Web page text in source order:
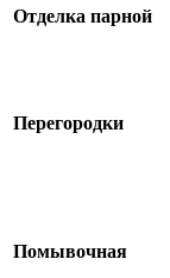
Отделка парной
Перегородки
Помывочная